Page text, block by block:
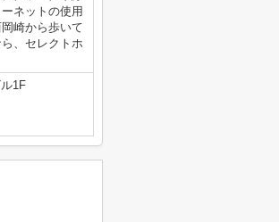
ネットの使用
崎から歩いて
、セレクトホ
1F